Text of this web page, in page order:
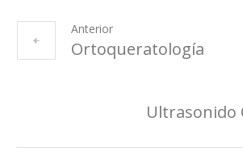
Anterior
Ortoqueratología
Ultrasonido